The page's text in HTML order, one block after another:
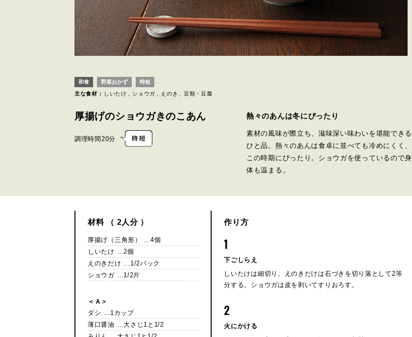
和食 野菜おかず
時短
主な食材 :
しいたけ ショウガ えのき 豆類・豆腐
厚揚げのショウガきのこあん
調理時間 20分
熱々のあんは冬にぴったり
素材の風味が際立ち、滋味深い味わいを堪能できる
ひと品。熱々のあんは食卓に並べても冷めにくく、
この時期にぴったり。ショウガを使っているので身
体も温まる。
材料 （ 2人分 ）
厚揚げ（三角形） …4個
しいたけ …2個
えのきだけ …1/2パック
ショウガ …1/2片
＜Ａ＞
ダシ …1カップ
薄口醤油 …大さじ1と1/2
作り方
1
下ごしらえ
しいたけは細切り、えのきだけは石づきを切り落として2等
分する。ショウガは皮を剥いてすりおろす。
2
火にかける